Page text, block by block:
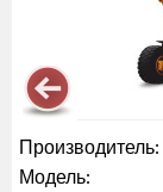
Производитель:
Модель: